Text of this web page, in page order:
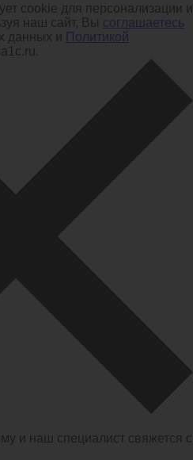
cookie для персонализации и
наш сайт, Вы соглашаетесь
данных и Политикой
и наш специалист свяжется с